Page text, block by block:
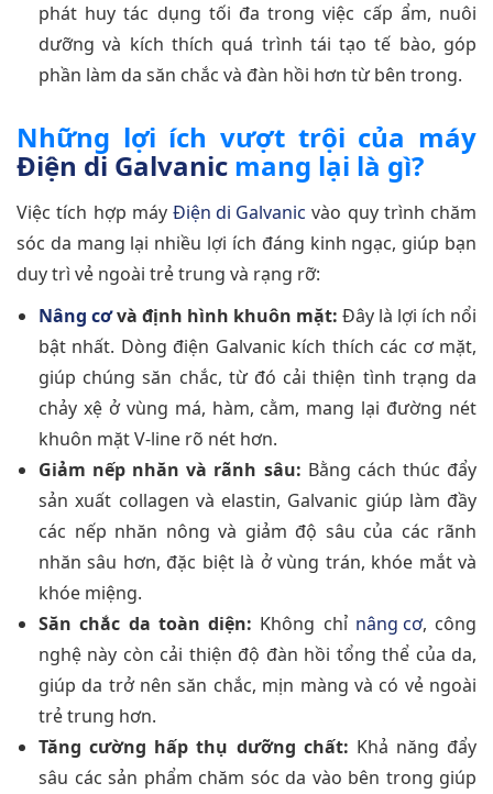
phát huy tác dụng tối đa trong việc cấp ẩm, nuôi
dưỡng và kích thích quá trình tái tạo tế bào, góp
phần làm da săn chắc và đàn hồi hơn từ bên trong.
Những lợi ích vượt trội của máy
Điện di Galvanic mang lại là gì?
Việc tích hợp máy Điện di Galvanic vào quy trình chăm
sóc da mang lại nhiều lợi ích đáng kinh ngạc, giúp bạn
duy trì vẻ ngoài trẻ trung và rạng rỡ:
Nâng cơvà định hình khuôn mặt: Đây là lợi ích nổi
bật nhất. Dòng điện Galvanic kích thích các cơ mặt,
giúp chúng săn chắc, từ đó cải thiện tình trạng da
chảy xệ ở vùng má, hàm, cằm, mang lại đường nét
khuôn mặt V-line rõ nét hơn.
Giảm nếp nhăn và rãnh sâu: Bằng cách thúc đẩy
sản xuất collagen và elastin, Galvanic giúp làm đầy
các nếp nhăn nông và giảm độ sâu của các rãnh
nhăn sâu hơn, đặc biệt là ở vùng trán, khóe mắt và
khóe miệng.
Săn chắc da toàn diện: Không chỉ nâng cơ, công
nghệ này còn cải thiện độ đàn hồi tổng thể của da,
giúp da trở nên săn chắc, mịn màng và có vẻ ngoài
trẻ trung hơn.
Tăng cường hấp thụ dưỡng chất: Khả năng đẩy
sâu các sản phẩm chăm sóc da vào bên trong giúp